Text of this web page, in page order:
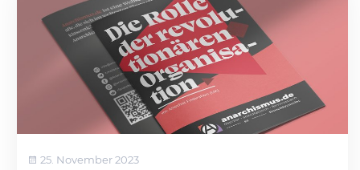
25. November 2023